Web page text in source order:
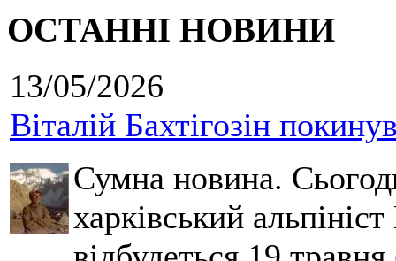
ОСТАННІ НОВИНИ
13/05/2026
Віталій Бахтігозін
Сумна новина.
харківський